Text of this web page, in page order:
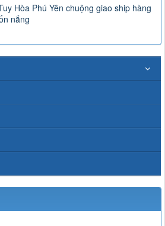
Hòa Phú Yên chuộng giao ship hàng
nắng